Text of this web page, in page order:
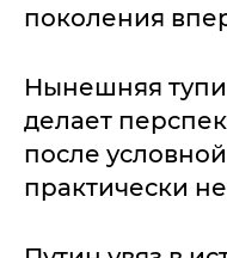
поколения
Нынешняя
делает
после
практически